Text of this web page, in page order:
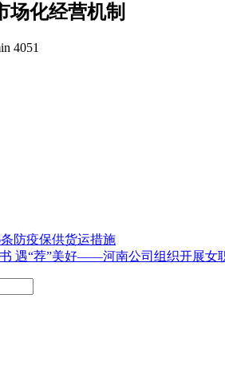
场化经营机制
4051
防疫保供货运措施
书 遇“荐”美好——河南公司组织开展女